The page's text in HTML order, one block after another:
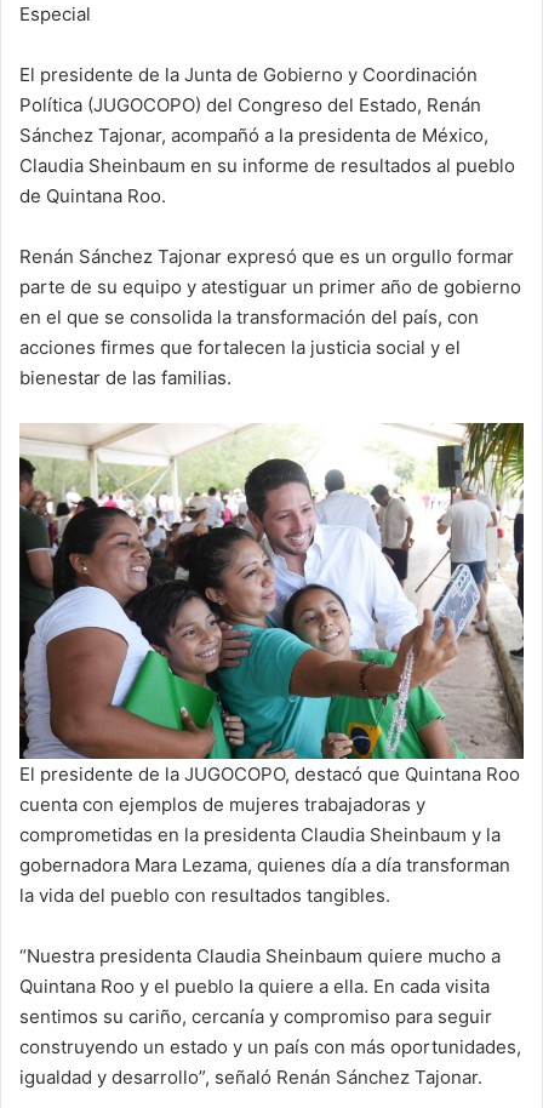
Especial
El presidente de la Junta de Gobierno y Coordinación
Política (JUGOCOPO) del Congreso del Estado, Renán
Sánchez Tajonar, acompañó a la presidenta de México,
Claudia Sheinbaum en su informe de resultados al pueblo
de Quintana Roo.
Renán Sánchez Tajonar expresó que es un orgullo formar
parte de su equipo y atestiguar un primer año de gobierno
en el que se consolida la transformación del país, con
acciones firmes que fortalecen la justicia social y el
bienestar de las familias.
El presidente de la JUGOCOPO, destacó que Quintana Roo
cuenta con ejemplos de mujeres trabajadoras y
comprometidas en la presidenta Claudia Sheinbaum y la
gobernadora Mara Lezama, quienes día a día transforman
la vida del pueblo con resultados tangibles.
“Nuestra presidenta Claudia Sheinbaum quiere mucho a
Quintana Roo y el pueblo la quiere a ella. En cada visita
sentimos su cariño, cercanía y compromiso para seguir
construyendo un estado y un país con más oportunidades,
igualdad y desarrollo”, señaló Renán Sánchez Tajonar.